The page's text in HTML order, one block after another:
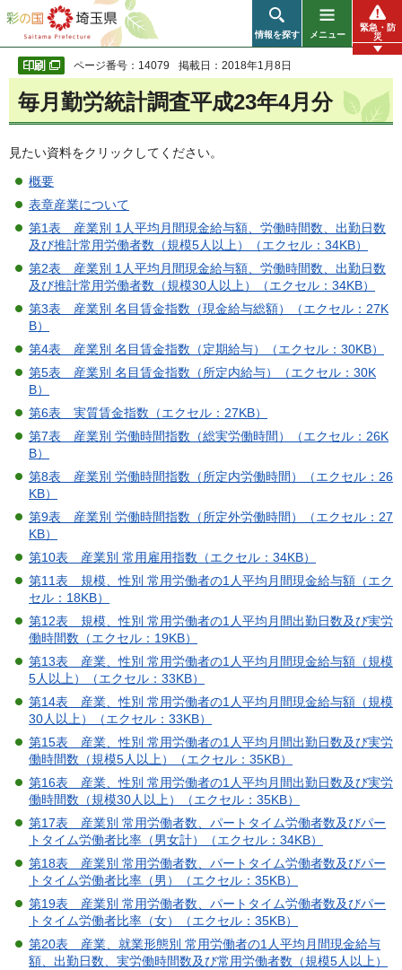
彩の国 埼玉県
情報を探す メニュー
緊急・防
災
ページ番号：14079 掲載日：2018年1月8日
毎月勤労統計調査平成23年4月分
見たい資料をクリックしてください。
概要
表章産業について
第1表 産業別 1人平均月間現金給与額、労働時間数、出勤日数
及び推計常用労働者数（規模5人以上）（エクセル：34KB）
第2表 産業別 1人平均月間現金給与額、労働時間数、出勤日数
及び推計常用労働者数（規模30人以上）（エクセル：34KB）
第3表 産業別 名目賃金指数（現金給与総額）（エクセル：27K
B）
第4表 産業別 名目賃金指数（定期給与）（エクセル：30KB）
第5表 産業別 名目賃金指数（所定内給与）（エクセル：30K
B）
第6表 実質賃金指数（エクセル：27KB）
第7表 産業別 労働時間指数（総実労働時間）（エクセル：26K
B）
第8表 産業別 労働時間指数（所定内労働時間）（エクセル：26
KB）
第9表 産業別 労働時間指数（所定外労働時間）（エクセル：27
KB）
第10表 産業別 常用雇用指数（エクセル：34KB）
第11表 規模、性別 常用労働者の1人平均月間現金給与額（エク
セル：18KB）
第12表 規模、性別 常用労働者の1人平均月間出勤日数及び実労
働時間数（エクセル：19KB）
第13表 産業、性別 常用労働者の1人平均月間現金給与額（規模
5人以上）（エクセル：33KB）
第14表 産業、性別 常用労働者の1人平均月間現金給与額（規模
30人以上）（エクセル：33KB）
第15表 産業、性別 常用労働者の1人平均月間出勤日数及び実労
働時間数（規模5人以上）（エクセル：35KB）
第16表 産業、性別 常用労働者の1人平均月間出勤日数及び実労
働時間数（規模30人以上）（エクセル：35KB）
第17表 産業別 常用労働者数、パートタイム労働者数及びパー
トタイム労働者比率（男女計）（エクセル：34KB）
第18表 産業別 常用労働者数、パートタイム労働者数及びパー
トタイム労働者比率（男）（エクセル：35KB）
第19表 産業別 常用労働者数、パートタイム労働者数及びパー
トタイム労働者比率（女）（エクセル：35KB）
第20表 産業、就業形態別 常用労働者の1人平均月間現金給与
額、出勤日数、実労働時間数及び常用労働者数（規模5人以上）